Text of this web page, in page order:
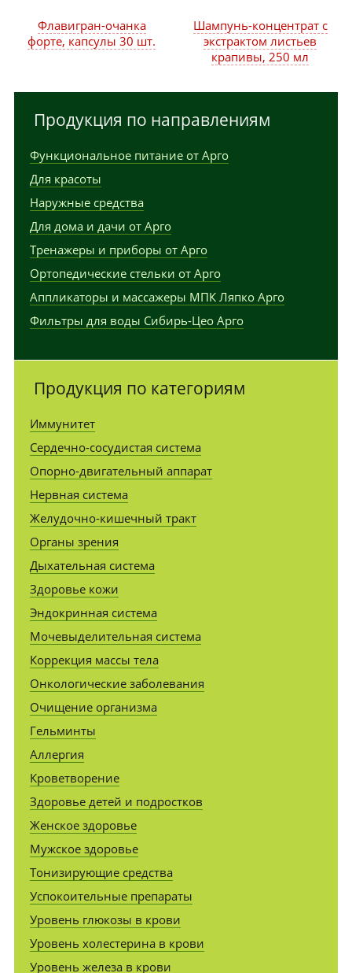
Флавигран-очанка
форте, капсулы 30 шт.
Шампунь-концентрат с
экстрактом листьев
крапивы, 250 мл
Продукция по направлениям
Функциональное питание от Арго
Для красоты
Наружные средства
Для дома и дачи от Арго
Тренажеры и приборы от Арго
Ортопедические стельки от Арго
Аппликаторы и массажеры МПК Ляпко Арго
Фильтры для воды Сибирь-Цео Арго
Продукция по категориям
Иммунитет
Сердечно-сосудистая система
Опорно-двигательный аппарат
Нервная система
Желудочно-кишечный тракт
Органы зрения
Дыхательная система
Здоровье кожи
Эндокринная система
Мочевыделительная система
Коррекция массы тела
Онкологические заболевания
Очищение организма
Гельминты
Аллергия
Кроветворение
Здоровье детей и подростков
Женское здоровье
Мужское здоровье
Тонизирующие средства
Успокоительные препараты
Уровень глюкозы в крови
Уровень холестерина в крови
Уровень железа в крови